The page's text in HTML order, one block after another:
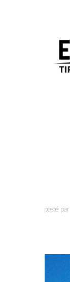
posté par